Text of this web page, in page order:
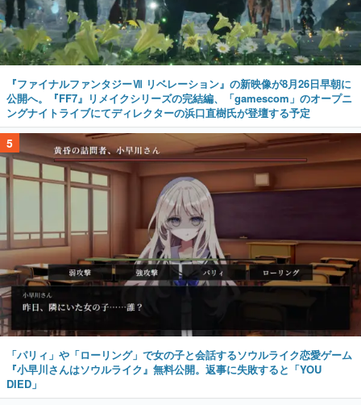
『ファイナルファンタジーⅦ リベレーション』の新映像が8月26日早朝に
公開へ。『FF7』リメイクシリーズの完結編、「gamescom」のオープニ
ングナイトライブにてディレクターの浜口直樹氏が登壇する予定
5
「パリィ」や「ローリング」で女の子と会話するソウルライク恋愛ゲーム
『小早川さんはソウルライク』無料公開。返事に失敗すると「YOU
DIED」